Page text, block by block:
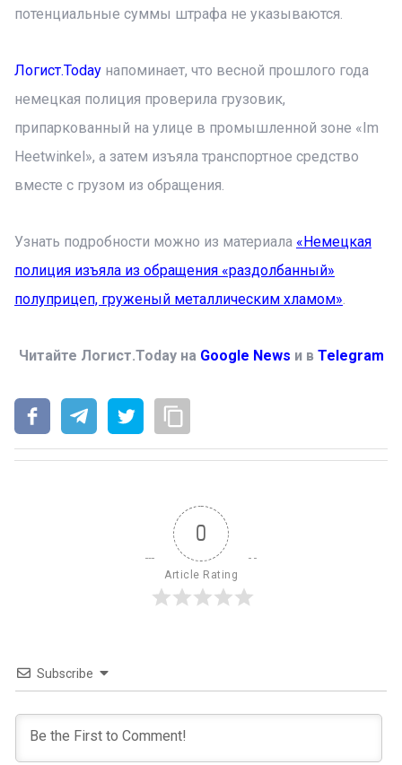
потенциальные суммы штрафа не указываются.
Логист.Today напоминает, что весной прошлого года
немецкая полиция проверила грузовик,
припаркованный на улице в промышленной зоне «Im
Heetwinkel», а затем изъяла транспортное средство
вместе с грузом из обращения.
Узнать подробности можно из материала «Немецкая
полиция изъяла из обращения «раздолбанный»
полуприцеп, груженый металлическим хламом».
Читайте Логист.Today на Google News и в Telegram
0
Article Rating
Subscribe